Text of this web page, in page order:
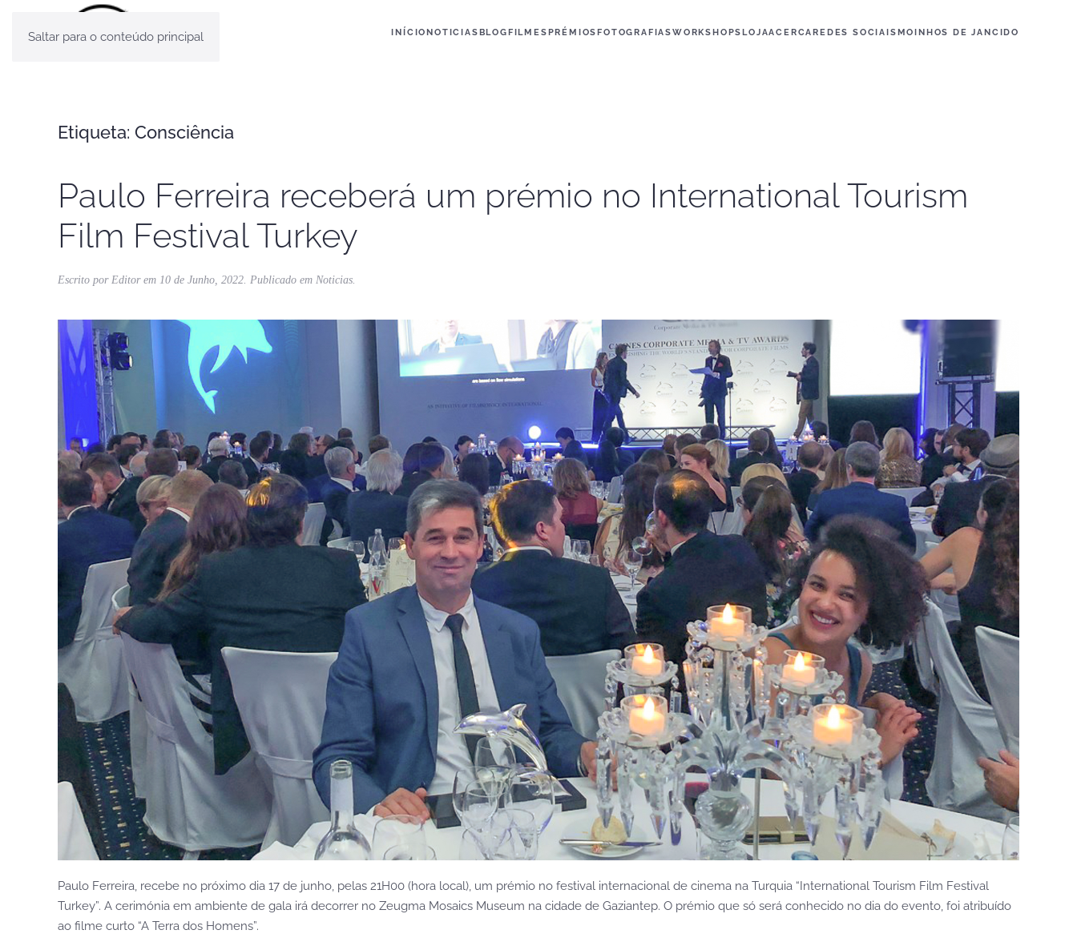
Saltar para o conteúdo principal INÍCIONOTICIASBLOGFILMESPRÉMIOSFOTOGRAFIASWORKSHOPSLOJAACERCAREDES SOCIAISMOINHOS DE JANCIDO
Etiqueta: Consciência
Paulo Ferreira receberá um prémio no International Tourism
Film Festival Turkey
Escrito por Editorem 10 de Junho, 2022. Publicado em Noticias.
Paulo Ferreira, recebe no próximo dia 17 de junho, pelas 21H00 (hora local), um prémio no festival internacional de cinema na Turquia “International Tourism Film Festival
Turkey”. A cerimónia em ambiente de gala irá decorrer no Zeugma Mosaics Museum na cidade de Gaziantep. O prémio que só será conhecido no dia do evento, foi atribuído
ao filme curto “A Terra dos Homens”.